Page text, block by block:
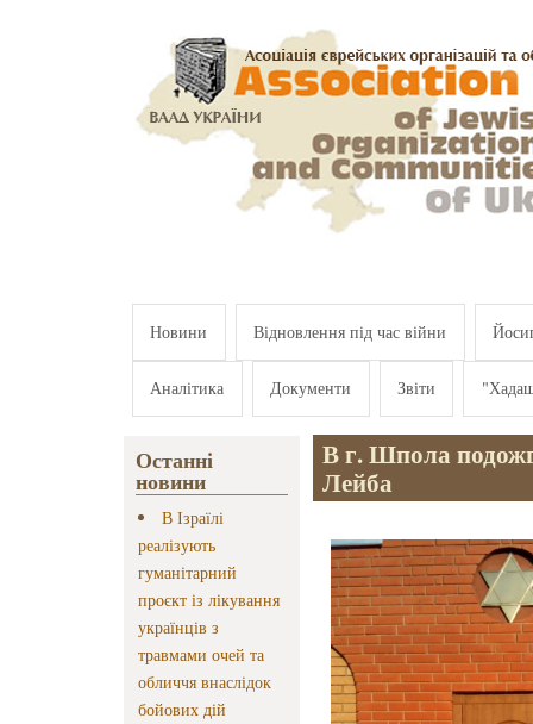
Новини Відновлення під час війни
Аналітика Документи Звіти
Останні
новини
В Ізраїлі
реалізують
гуманітарний
проєкт із лікування
українців з
травмами очей та
обличчя внаслідок
бойових дій
В г. Шпола
Лейба